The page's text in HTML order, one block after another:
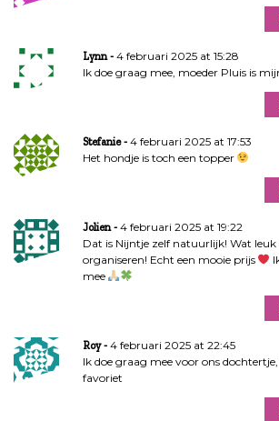
Lynn
4 februari 2025 at 15:28
Ik doe graag mee, moeder Pluis is
Stefanie
4 februari 2025 at 17:53
Het hondje is toch een topper
Jolien
4 februari 2025 at 19:22
Dat is Nijntje zelf natuurlijk! Wat leuk
organiseren! Echt een mooie prijs
mee
Roy
4 februari 2025 at 22:45
Ik doe graag mee voor ons
favoriet